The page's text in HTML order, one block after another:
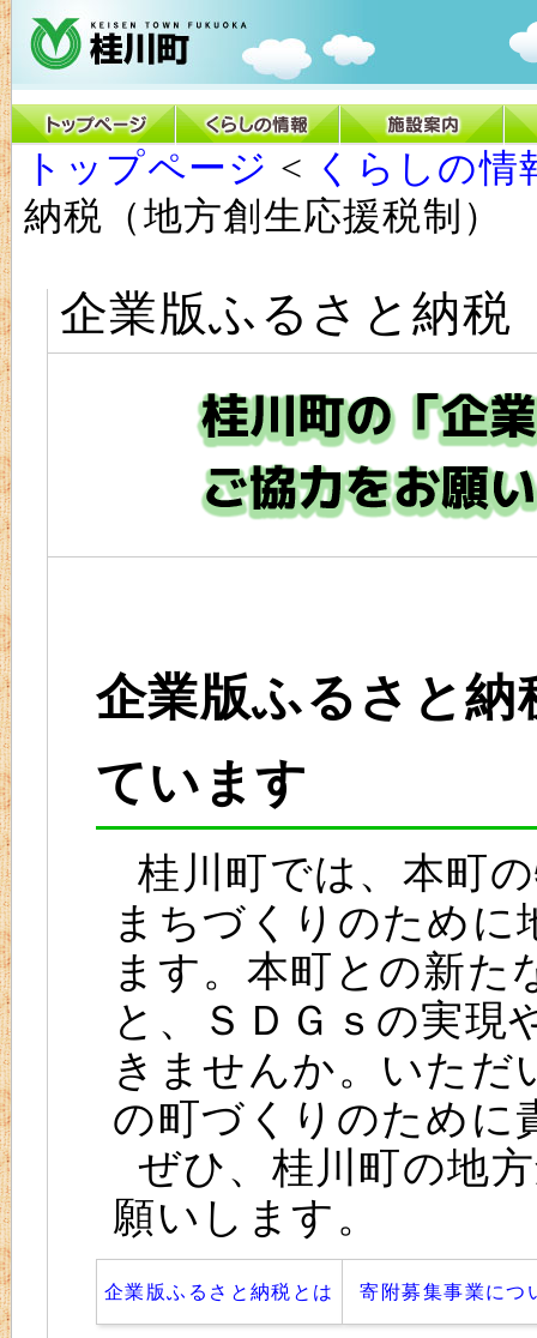
トップページ < くらしの情
納税（地方創生応援税制）
企業版ふるさと納税
企業版ふるさと
ています
桂川町では、本町
まちづくりのために
ます。本町との新た
と、ＳＤＧｓの実現
きませんか。いただ
の町づくりのために
ぜひ、桂川町の地
願いします。
企業版ふるさと納税とは 寄附募集事業につ